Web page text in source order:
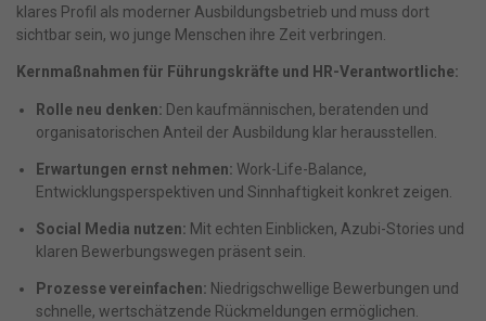
klares Profil als moderner Ausbildungsbetrieb und muss dort
sichtbar sein, wo junge Menschen ihre Zeit verbringen.
Kernmaßnahmen für Führungskräfte und HR-Verantwortliche:
Rolle neu denken: Den kaufmännischen, beratenden und
organisatorischen Anteil der Ausbildung klar herausstellen.
Erwartungen ernst nehmen: Work-Life-Balance,
Entwicklungsperspektiven und Sinnhaftigkeit konkret zeigen.
Social Media nutzen: Mit echten Einblicken, Azubi-Stories und
klaren Bewerbungswegen präsent sein.
Prozesse vereinfachen: Niedrigschwellige Bewerbungen und
schnelle, wertschätzende Rückmeldungen ermöglichen.